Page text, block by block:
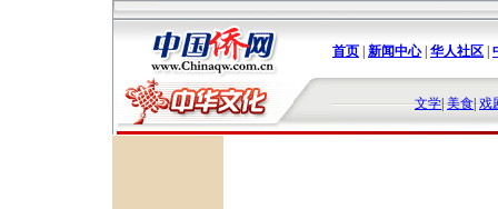
首页 新闻中心| 华人社区
文学|美食|戏